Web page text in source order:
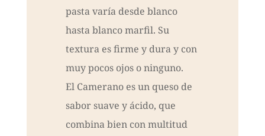
pasta varía desde blanco
hasta blanco marfil. Su
textura es firme y dura y con
muy pocos ojos o ninguno.
El Camerano es un queso de
sabor suave y ácido, que
combina bien con multitud